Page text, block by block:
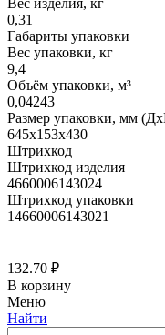
Вес изделия, кг
0,31
Габариты упаковки
Вес упаковки, кг
9,4
Объём упаковки, м³
0,04243
Размер упаковки, мм
645х153х430
Штрихкод
Штрихкод изделия
4660006143024
Штрихкод упаковки
14660006143021
132.70 ₽
В корзину
Меню
Найти